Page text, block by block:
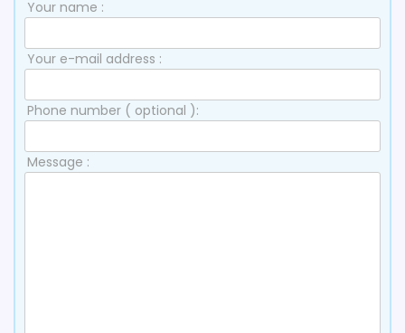
Your name :
Your e-mail address :
Phone number ( optional ):
Message :